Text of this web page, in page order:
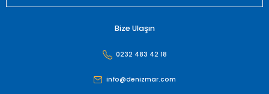
Bize Ulaşın
0232 483 42 18
info@denizmar.com